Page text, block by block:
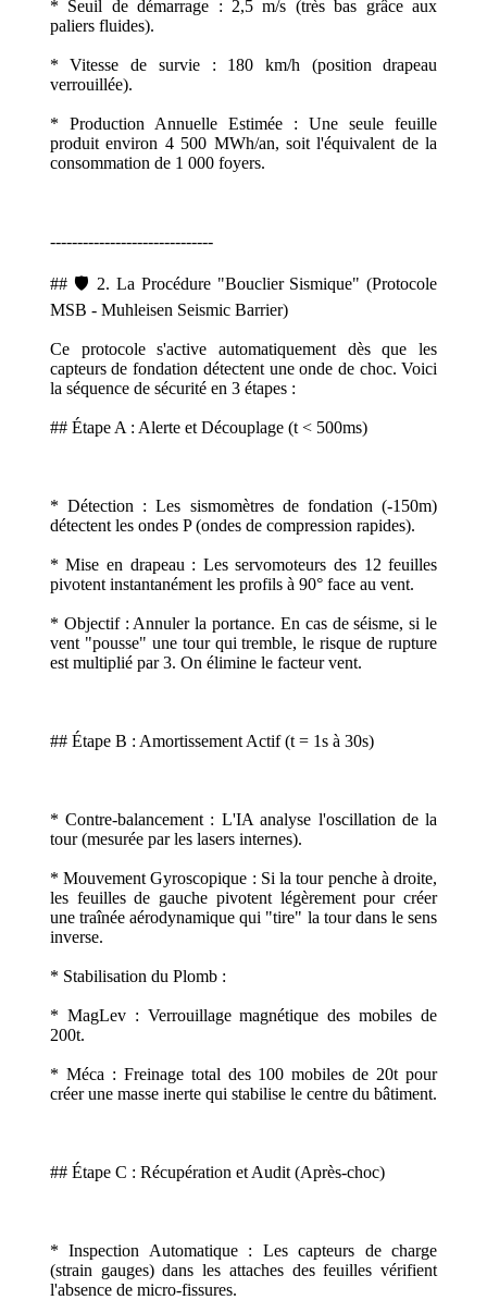
* Seuil de démarrage : 2,5 m/s (très bas grâce aux
paliers fluides).
* Vitesse de survie : 180 km/h (position drapeau
verrouillée).
* Production Annuelle Estimée : Une seule feuille
produit environ 4 500 MWh/an, soit l'équivalent de la
consommation de 1 000 foyers.
------------------------------
## 🛡️ 2. La Procédure "Bouclier Sismique" (Protocole
MSB - Muhleisen Seismic Barrier)
Ce protocole s'active automatiquement dès que les
capteurs de fondation détectent une onde de choc. Voici
la séquence de sécurité en 3 étapes :
## Étape A : Alerte et Découplage (t < 500ms)
* Détection : Les sismomètres de fondation (-150m)
détectent les ondes P (ondes de compression rapides).
* Mise en drapeau : Les servomoteurs des 12 feuilles
pivotent instantanément les profils à 90° face au vent.
* Objectif : Annuler la portance. En cas de séisme, si le
vent "pousse" une tour qui tremble, le risque de rupture
est multiplié par 3. On élimine le facteur vent.
## Étape B : Amortissement Actif (t = 1s à 30s)
* Contre-balancement : L'IA analyse l'oscillation de la
tour (mesurée par les lasers internes).
* Mouvement Gyroscopique : Si la tour penche à droite,
les feuilles de gauche pivotent légèrement pour créer
une traînée aérodynamique qui "tire" la tour dans le sens
inverse.
* Stabilisation du Plomb :
* MagLev : Verrouillage magnétique des mobiles de
200t.
* Méca : Freinage total des 100 mobiles de 20t pour
créer une masse inerte qui stabilise le centre du bâtiment.
## Étape C : Récupération et Audit (Après-choc)
* Inspection Automatique : Les capteurs de charge
(strain gauges) dans les attaches des feuilles vérifient
l'absence de micro-fissures.